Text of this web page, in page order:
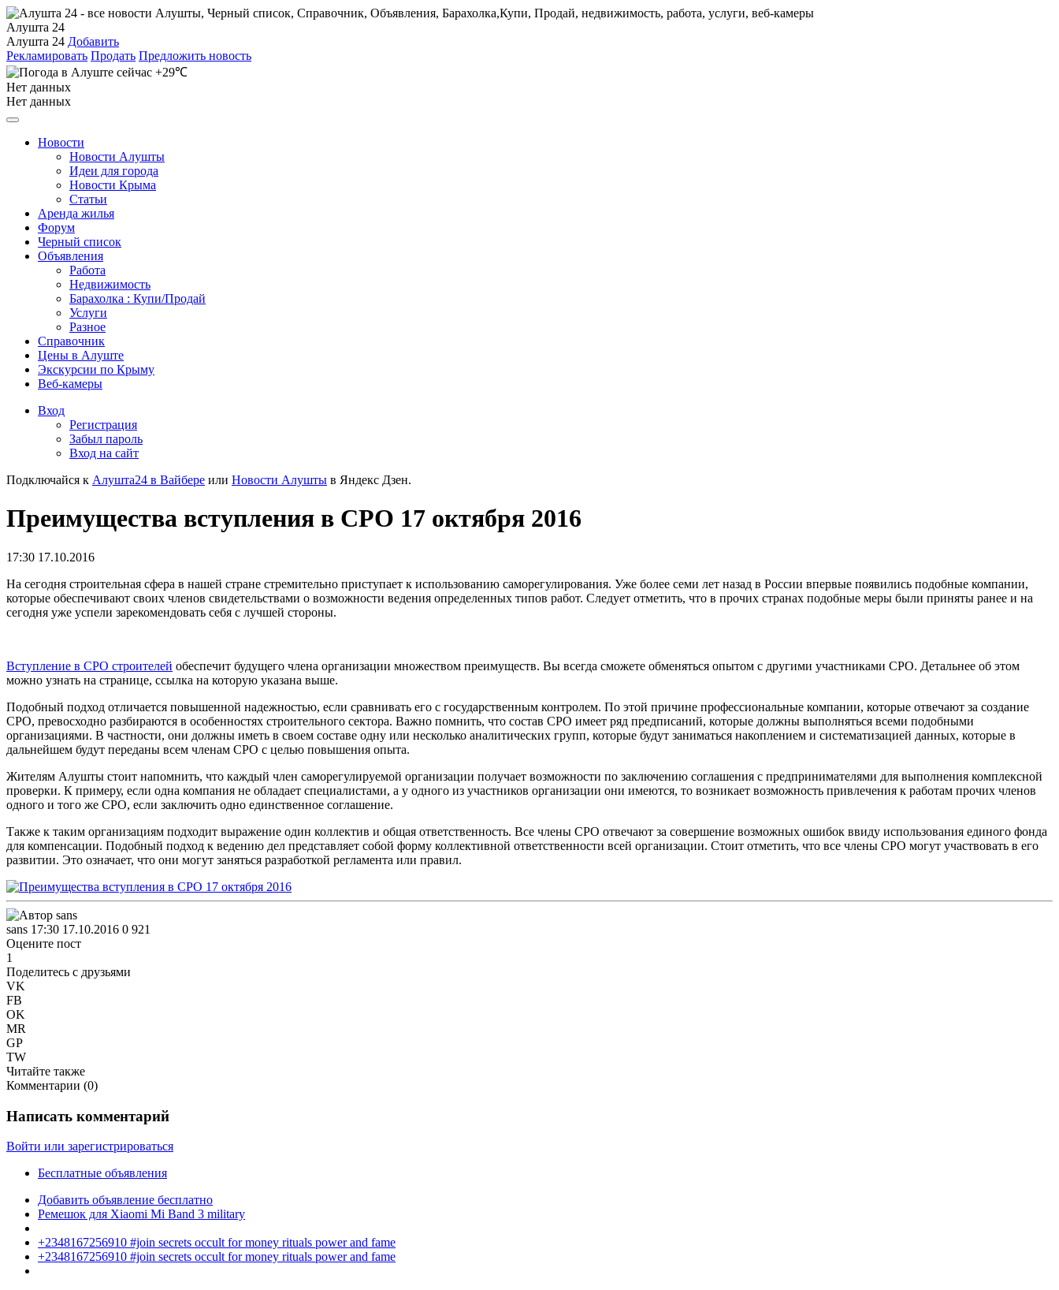
Алушта 24
Алушта 24 Добавить
Рекламировать Продать Предложить новость
+29℃
Нет данных
Нет данных
Новости
Новости Алушты
Идеи для города
Новости Крыма
Статьи
Аренда жилья
Форум
Черный список
Объявления
Работа
Недвижимость
Барахолка : Купи/Продай
Услуги
Разное
Справочник
Цены в Алуште
Экскурсии по Крыму
Веб-камеры
Вход
Регистрация
Забыл пароль
Вход на сайт
Подключайся к Алушта24 в Вайбере или Новости Алушты в Яндекс Дзен.
Преимущества вступления в СРО 17 октября 2016
17:30 17.10.2016
На сегодня строительная сфера в нашей стране стремительно приступает к использованию саморегулирования. Уже более семи лет назад в России впервые появились подобные компании,
которые обеспечивают своих членов свидетельствами о возможности ведения определенных типов работ. Следует отметить, что в прочих странах подобные меры были приняты ранее и на
сегодня уже успели зарекомендовать себя с лучшей стороны.
Вступление в СРО строителей обеспечит будущего члена организации множеством преимуществ. Вы всегда сможете обменяться опытом с другими участниками СРО. Детальнее об этом
можно узнать на странице, ссылка на которую указана выше.
Подобный подход отличается повышенной надежностью, если сравнивать его с государственным контролем. По этой причине профессиональные компании, которые отвечают за создание
СРО, превосходно разбираются в особенностях строительного сектора. Важно помнить, что состав СРО имеет ряд предписаний, которые должны выполняться всеми подобными
организациями. В частности, они должны иметь в своем составе одну или несколько аналитических групп, которые будут заниматься накоплением и систематизацией данных, которые в
дальнейшем будут переданы всем членам СРО с целью повышения опыта.
Жителям Алушты стоит напомнить, что каждый член саморегулируемой организации получает возможности по заключению соглашения с предпринимателями для выполнения комплексной
проверки. К примеру, если одна компания не обладает специалистами, а у одного из участников организации они имеются, то возникает возможность привлечения к работам прочих членов
одного и того же СРО, если заключить одно единственное соглашение.
Также к таким организациям подходит выражение один коллектив и общая ответственность. Все члены СРО отвечают за совершение возможных ошибок ввиду использования единого фонда
для компенсации. Подобный подход к ведению дел представляет собой форму коллективной ответственности всей организации. Стоит отметить, что все члены СРО могут участвовать в его
развитии. Это означает, что они могут заняться разработкой регламента или правил.
sans 17:30 17.10.2016 0 921
Оцените пост
1
Поделитесь с друзьями
VK
FB
OK
MR
GP
TW
Читайте также
Комментарии (0)
Написать комментарий
Войти или зарегистрироваться
Бесплатные объявления
Добавить объявление бесплатно
Ремешок для Xiaomi Mi Band 3 military
+2348167256910 #join secrets occult for money rituals power and fame
+2348167256910 #join secrets occult for money rituals power and fame